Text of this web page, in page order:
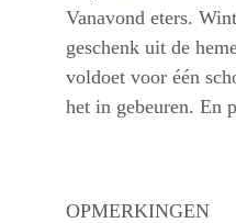
Vanavond eters.
geschenk uit de
voldoet voor één
het in gebeuren. En
OPMERKINGEN